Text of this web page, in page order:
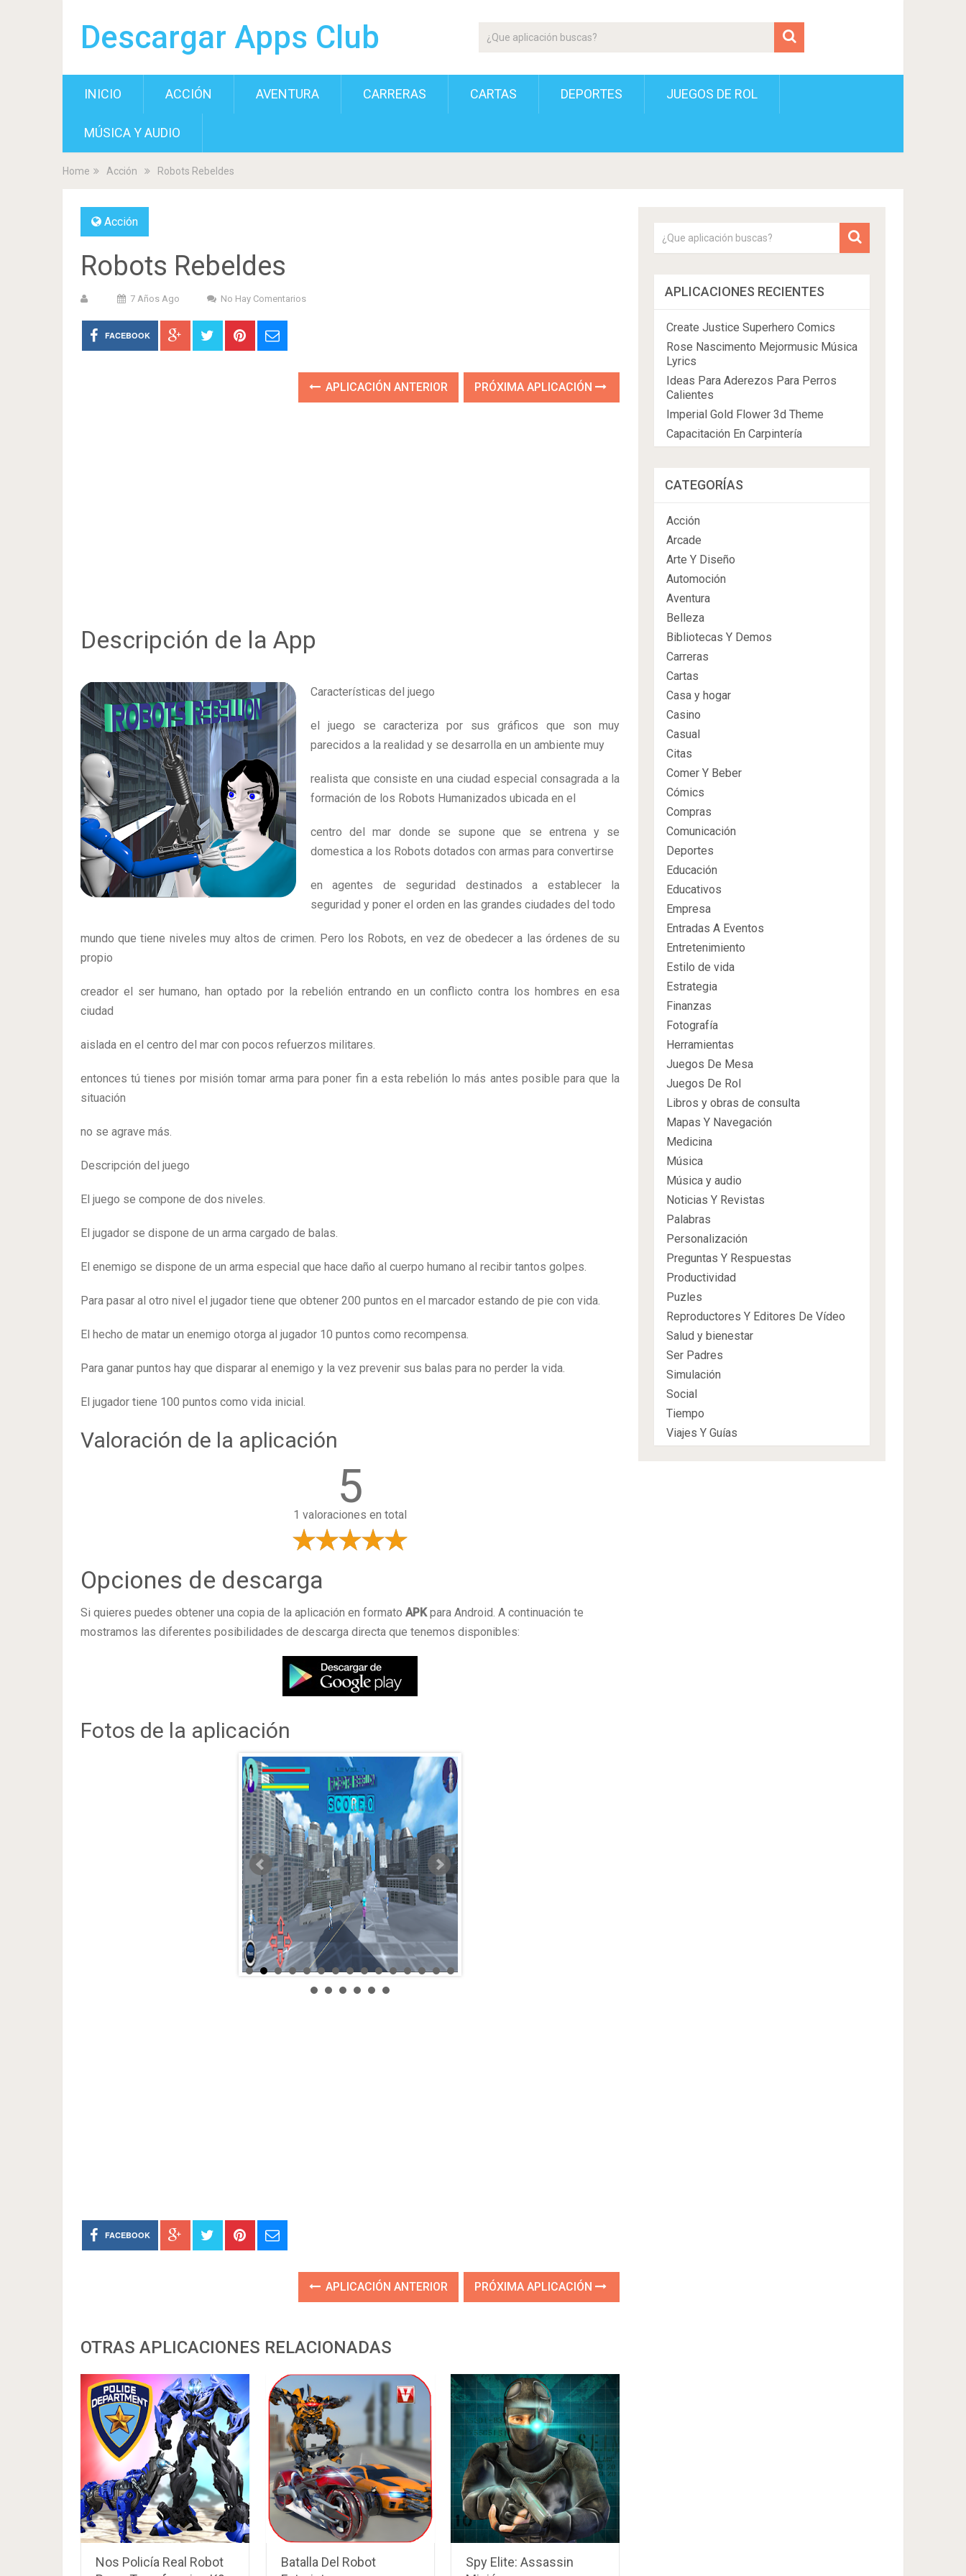
Descargar Apps Club
INICIO ACCIÓN AVENTURA CARRERAS CARTAS DEPORTES JUEGOS DE ROL
MÚSICA Y AUDIO
Home Acción Robots Rebeldes
Acción
Robots Rebeldes
7 Años Ago No Hay Comentarios
FACEBOOK
APLICACIÓN ANTERIOR PRÓXIMA APLICACIÓN
Descripción de la App
Características del juego
el juego se caracteriza por sus gráficos que son muy
parecidos a la realidad y se desarrolla en un ambiente muy
realista que consiste en una ciudad especial consagrada a la
formación de los Robots Humanizados ubicada en el
centro del mar donde se supone que se entrena y se
domestica a los Robots dotados con armas para convertirse
en agentes de seguridad destinados a establecer la
seguridad y poner el orden en las grandes ciudades del todo
mundo que tiene niveles muy altos de crimen. Pero los Robots, en vez de obedecer a las órdenes de su
propio
creador el ser humano, han optado por la rebelión entrando en un conflicto contra los hombres en esa
ciudad
aislada en el centro del mar con pocos refuerzos militares.
entonces tú tienes por misión tomar arma para poner fin a esta rebelión lo más antes posible para que la
situación
no se agrave más.
Descripción del juego
El juego se compone de dos niveles.
El jugador se dispone de un arma cargado de balas.
El enemigo se dispone de un arma especial que hace daño al cuerpo humano al recibir tantos golpes.
Para pasar al otro nivel el jugador tiene que obtener 200 puntos en el marcador estando de pie con vida.
El hecho de matar un enemigo otorga al jugador 10 puntos como recompensa.
Para ganar puntos hay que disparar al enemigo y la vez prevenir sus balas para no perder la vida.
El jugador tiene 100 puntos como vida inicial.
Valoración de la aplicación
5
1 valoraciones en total
Opciones de descarga
Si quieres puedes obtener una copia de la aplicación en formato APKpara Android. A continuación te
mostramos las diferentes posibilidades de descarga directa que tenemos disponibles:
Fotos de la aplicación
FACEBOOK
APLICACIÓN ANTERIOR PRÓXIMA APLICACIÓN
OTRAS APLICACIONES RELACIONADAS
Nos Policía Real Robot
Batalla Del Robot
Spy Elite: Assassin
APLICACIONES RECIENTES
Create Justice Superhero Comics
Rose Nascimento Mejormusic Música
Lyrics
Ideas Para Aderezos Para Perros
Calientes
Imperial Gold Flower 3d Theme
Capacitación En Carpintería
CATEGORÍAS
Acción
Arcade
Arte Y Diseño
Automoción
Aventura
Belleza
Bibliotecas Y Demos
Carreras
Cartas
Casa y hogar
Casino
Casual
Citas
Comer Y Beber
Cómics
Compras
Comunicación
Deportes
Educación
Educativos
Empresa
Entradas A Eventos
Entretenimiento
Estilo de vida
Estrategia
Finanzas
Fotografía
Herramientas
Juegos De Mesa
Juegos De Rol
Libros y obras de consulta
Mapas Y Navegación
Medicina
Música
Música y audio
Noticias Y Revistas
Palabras
Personalización
Preguntas Y Respuestas
Productividad
Puzles
Reproductores Y Editores De Vídeo
Salud y bienestar
Ser Padres
Simulación
Social
Tiempo
Viajes Y Guías